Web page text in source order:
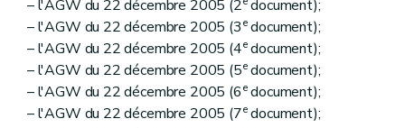
– l'AGW du 22 décembre 2005 (2 document);
– l'AGW du 22 décembre 2005 (3edocument);
– l'AGW du 22 décembre 2005 (4edocument);
– l'AGW du 22 décembre 2005 (5edocument);
– l'AGW du 22 décembre 2005 (6edocument);
– l'AGW du 22 décembre 2005 (7edocument);